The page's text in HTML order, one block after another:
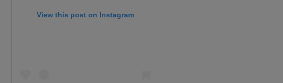
View this post on Instagram